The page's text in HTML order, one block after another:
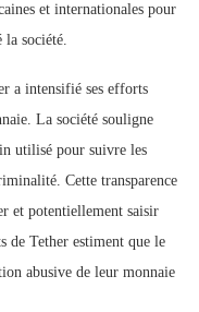
et internationales pour
la société.
a intensifié ses efforts
La société souligne
utilisé pour suivre les
Cette transparence
et potentiellement saisir
de Tether estiment que le
abusive de leur monnaie